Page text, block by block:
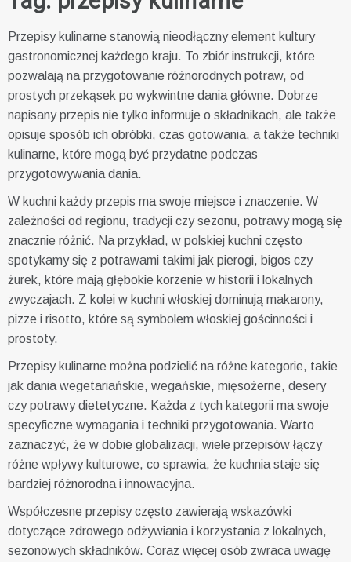
Przepisy kulinarne stanowią nieodłączny element kultury
gastronomicznej każdego kraju. To zbiór instrukcji, które
pozwalają na przygotowanie różnorodnych potraw, od
prostych przekąsek po wykwintne dania główne. Dobrze
napisany przepis nie tylko informuje o składnikach, ale także
opisuje sposób ich obróbki, czas gotowania, a także techniki
kulinarne, które mogą być przydatne podczas
przygotowywania dania.
W kuchni każdy przepis ma swoje miejsce i znaczenie. W
zależności od regionu, tradycji czy sezonu, potrawy mogą się
znacznie różnić. Na przykład, w polskiej kuchni często
spotykamy się z potrawami takimi jak pierogi, bigos czy
żurek, które mają głębokie korzenie w historii i lokalnych
zwyczajach. Z kolei w kuchni włoskiej dominują makarony,
pizze i risotto, które są symbolem włoskiej gościnności i
prostoty.
Przepisy kulinarne można podzielić na różne kategorie, takie
jak dania wegetariańskie, wegańskie, mięsożerne, desery
czy potrawy dietetyczne. Każda z tych kategorii ma swoje
specyficzne wymagania i techniki przygotowania. Warto
zaznaczyć, że w dobie globalizacji, wiele przepisów łączy
różne wpływy kulturowe, co sprawia, że kuchnia staje się
bardziej różnorodna i innowacyjna.
Współczesne przepisy często zawierają wskazówki
dotyczące zdrowego odżywiania i korzystania z lokalnych,
sezonowych składników. Coraz więcej osób zwraca uwagę